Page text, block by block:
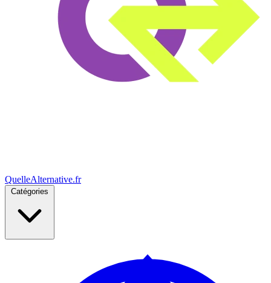
QuelleAlternative.fr